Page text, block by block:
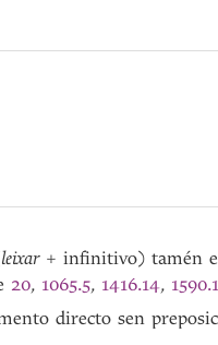
leixar + infinitivo) tamén
20, 1065.5, 1416.14,
directo sen